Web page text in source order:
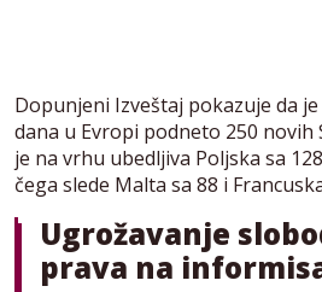
Dopunjeni Izveštaj pokazuje da
dana u Evropi podneto 250 novih
je na vrhu ubedljiva Poljska sa
čega slede Malta sa 88 i
Ugrožavanje
prava na